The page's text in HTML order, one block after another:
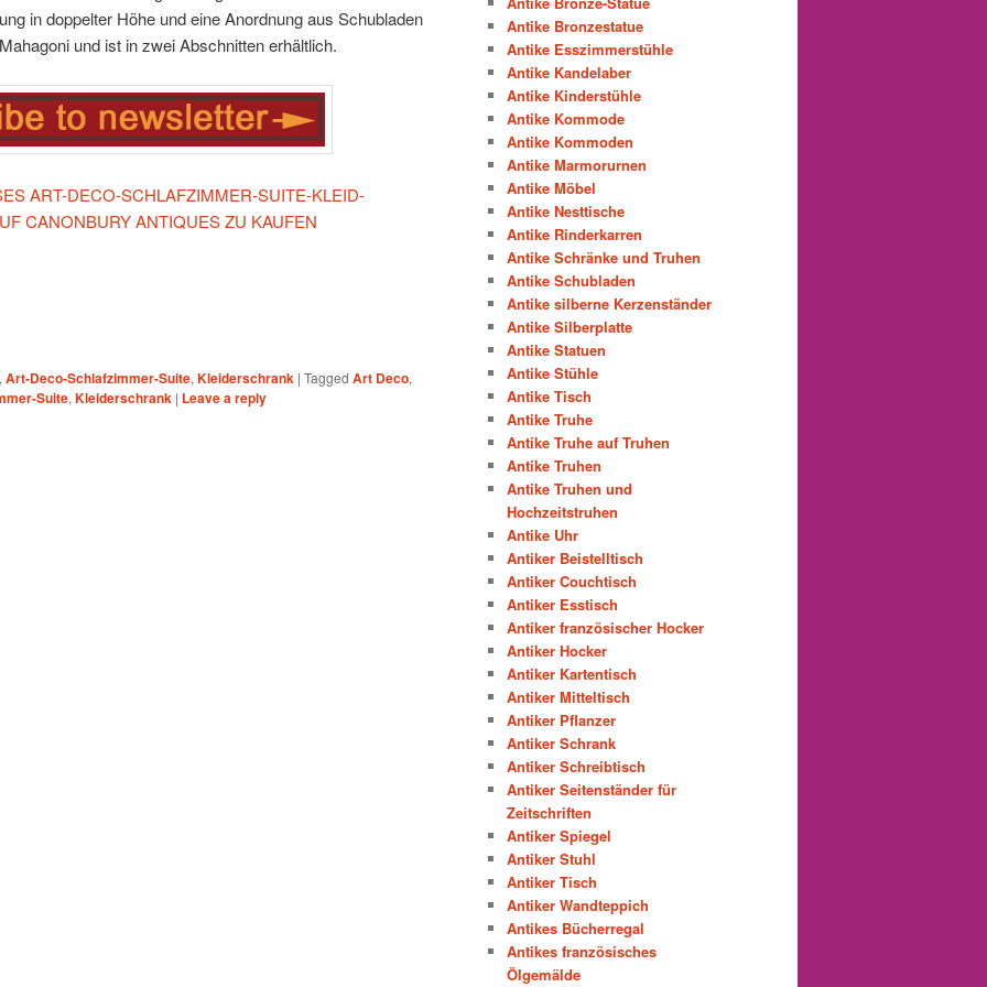
in doppelter Höhe und eine Anordnung aus Schubladen
und ist in zwei Abschnitten erhältlich.
ART-DECO-SCHLAFZIMMER-SUITE-KLEID-
CANONBURY ANTIQUES ZU KAUFEN
, Art-Deco-Schlafzimmer-Suite, Kleiderschrank | Tagged Art Deco,
Suite, Kleiderschrank | Leave a reply
Antike Bronzestatue
Antike Esszimmerstühle
Antike Kandelaber
Antike Kinderstühle
Antike Kommode
Antike Kommoden
Antike Marmorurnen
Antike Möbel
Antike Nesttische
Antike Rinderkarren
Antike Schränke und Truhen
Antike Schubladen
Antike silberne Kerzenständer
Antike Silberplatte
Antike Statuen
Antike Stühle
Antike Tisch
Antike Truhe
Antike Truhe auf Truhen
Antike Truhen
Antike Truhen und
Hochzeitstruhen
Antike Uhr
Antiker Beistelltisch
Antiker Couchtisch
Antiker Esstisch
Antiker französischer Hocker
Antiker Hocker
Antiker Kartentisch
Antiker Mitteltisch
Antiker Pflanzer
Antiker Schrank
Antiker Schreibtisch
Antiker Seitenständer für
Zeitschriften
Antiker Spiegel
Antiker Stuhl
Antiker Tisch
Antiker Wandteppich
Antikes Bücherregal
Antikes französisches
Ölgemälde